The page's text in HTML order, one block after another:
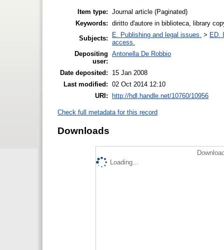
Item type: Journal article (Paginated)
Keywords: diritto d'autore in biblioteca, library
Subjects:
E. Publishing and legal issues. > ED.
access.
Depositing
user:
Antonella De Robbio
Date deposited:
15 Jan 2008
Last modified: 02 Oct 2014 12:10
URI:
http://hdl.handle.net/10760/10956
Check full metadata for this record
Downloads
Loading...